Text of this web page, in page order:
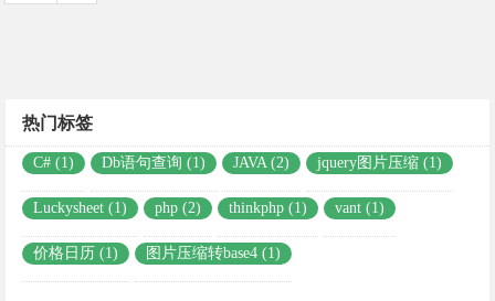
热门标签
C# (1) Db语句查询 (1) JAVA (2) jquery图片压缩 (1)
Luckysheet (1) php (2) thinkphp (1) vant (1)
价格日历 (1) 图片压缩转base4 (1)